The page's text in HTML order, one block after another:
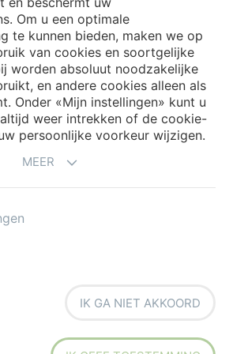
Privacyverklaring Cookies Forbo
Om u een optimale
te kunnen bieden, maken we op
van cookies en soortgelijke
worden absoluut noodzakelijke
en andere cookies alleen als
Onder «Mijn instellingen» kunt u
weer intrekken of de cookie-
persoonlijke voorkeur wijzigen.
MEER
IK GA NIET AKKOORD